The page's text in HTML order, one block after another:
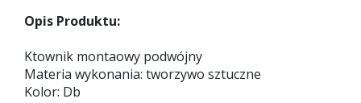
Opis Produktu:
Ktownik montaowy podwójny
Materia wykonania: tworzywo sztuczne
Kolor: Db